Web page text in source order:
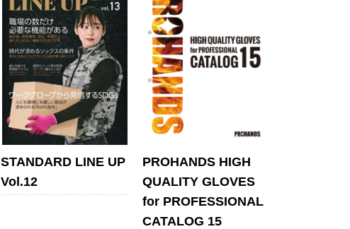
STANDARD LINE UP
Vol.12
PROHANDS HIGH
QUALITY GLOVES
for PROFESSIONAL
CATALOG 15